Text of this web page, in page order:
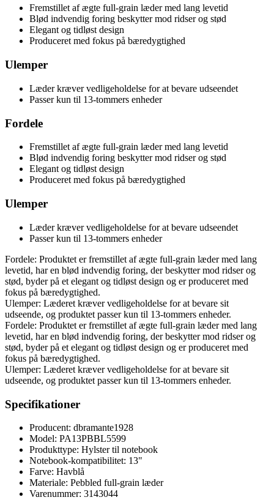
Fremstillet af ægte full-grain læder med lang levetid
Blød indvendig foring beskytter mod ridser og stød
Elegant og tidløst design
Produceret med fokus på bæredygtighed
Ulemper
Læder kræver vedligeholdelse for at bevare udseendet
Passer kun til 13-tommers enheder
Fordele
Fremstillet af ægte full-grain læder med lang levetid
Blød indvendig foring beskytter mod ridser og stød
Elegant og tidløst design
Produceret med fokus på bæredygtighed
Ulemper
Læder kræver vedligeholdelse for at bevare udseendet
Passer kun til 13-tommers enheder
Fordele: Produktet er fremstillet af ægte full-grain læder med lang
levetid, har en blød indvendig foring, der beskytter mod ridser og
stød, byder på et elegant og tidløst design og er produceret med
fokus på bæredygtighed.
Ulemper: Læderet kræver vedligeholdelse for at bevare sit
udseende, og produktet passer kun til 13-tommers enheder.
Fordele: Produktet er fremstillet af ægte full-grain læder med lang
levetid, har en blød indvendig foring, der beskytter mod ridser og
stød, byder på et elegant og tidløst design og er produceret med
fokus på bæredygtighed.
Ulemper: Læderet kræver vedligeholdelse for at bevare sit
udseende, og produktet passer kun til 13-tommers enheder.
Specifikationer
Producent: dbramante1928
Model: PA13PBBL5599
Produkttype: Hylster til notebook
Notebook-kompatibilitet: 13"
Farve: Havblå
Materiale: Pebbled full-grain læder
Varenummer: 3143044